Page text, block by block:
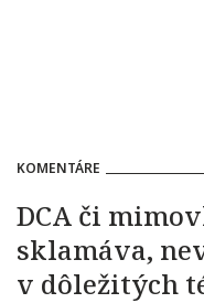
KOMENTÁRE
DCA či
sklamáva,
v dôležitých